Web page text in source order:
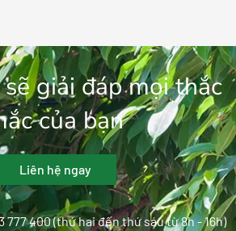
giải đáp mọi thắc
của bạn
Liên hệ ngay
400 (thứ hai đến thứ sáu từ 8h - 16h)